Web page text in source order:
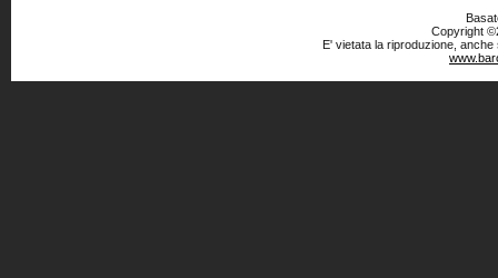
Copyright
E' vietata la riproduzione,